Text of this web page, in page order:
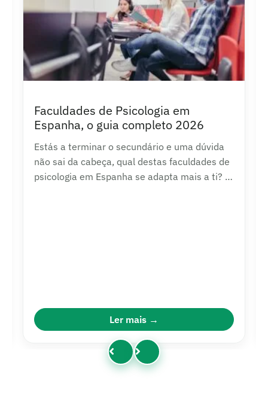
Faculdades de Psicologia em
Espanha, o guia completo 2026
Estás a terminar o secundário e uma dúvida
não sai da cabeça, qual destas faculdades de
psicologia em Espanha se adapta mais a ti? É
Ler mais